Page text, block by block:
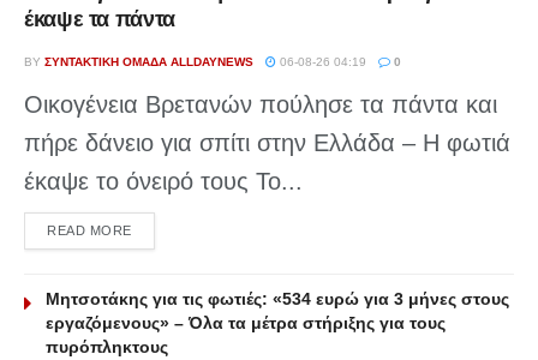
έκαψε τα πάντα
BY ΣΥΝΤΑΚΤΙΚΉ ΟΜΆΔΑ ALLDAYNEWS 06-08-26 04:19 0
Οικογένεια Βρετανών πούλησε τα πάντα και
πήρε δάνειο για σπίτι στην Ελλάδα – Η φωτιά
έκαψε το όνειρό τους Το...
READ MOREDETAILS
Μητσοτάκης για τις φωτιές: «534 ευρώ για 3 μήνες στους
εργαζόμενους» – Όλα τα μέτρα στήριξης για τους
πυρόπληκτους